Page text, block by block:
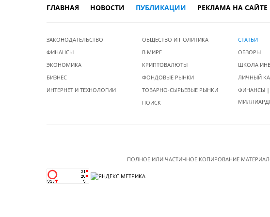
ГЛАВНАЯ НОВОСТИ ПУБЛИКАЦИИ РЕКЛАМА НА САЙТЕ
ЗАКОНОДАТЕЛЬСТВО
ФИНАНСЫ
ЭКОНОМИКА
БИЗНЕС
ИНТЕРНЕТ И ТЕХНОЛОГИИ
ОБЩЕСТВО И ПОЛИТИКА
В МИРЕ
КРИПТОВАЛЮТЫ
ФОНДОВЫЕ РЫНКИ
ТОВАРНО-СЫРЬЕВЫЕ РЫНКИ
ПОИСК
СТАТЬИ
ОБЗОРЫ
ШКОЛА
ЛИЧНЫЙ
ФИНАНСЫ |
ПОЛНОЕ ИЛИ ЧАСТИЧНОЕ КОПИРОВАНИЕ